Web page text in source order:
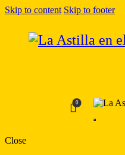
Skip to content Skip to footer
0
Close